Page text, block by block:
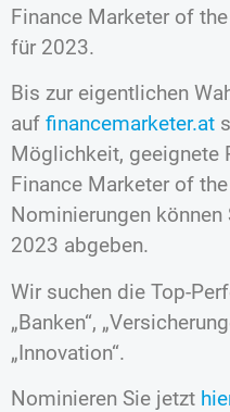
Finance Marketer of
für 2023.
Bis zur eigentlichen
auf financemarketer.at
Möglichkeit, geeignete
Finance Marketer of
Nominierungen
2023 abgeben.
Wir suchen die Top-
„Banken“,
„Innovation“.
Nominieren Sie jetzt